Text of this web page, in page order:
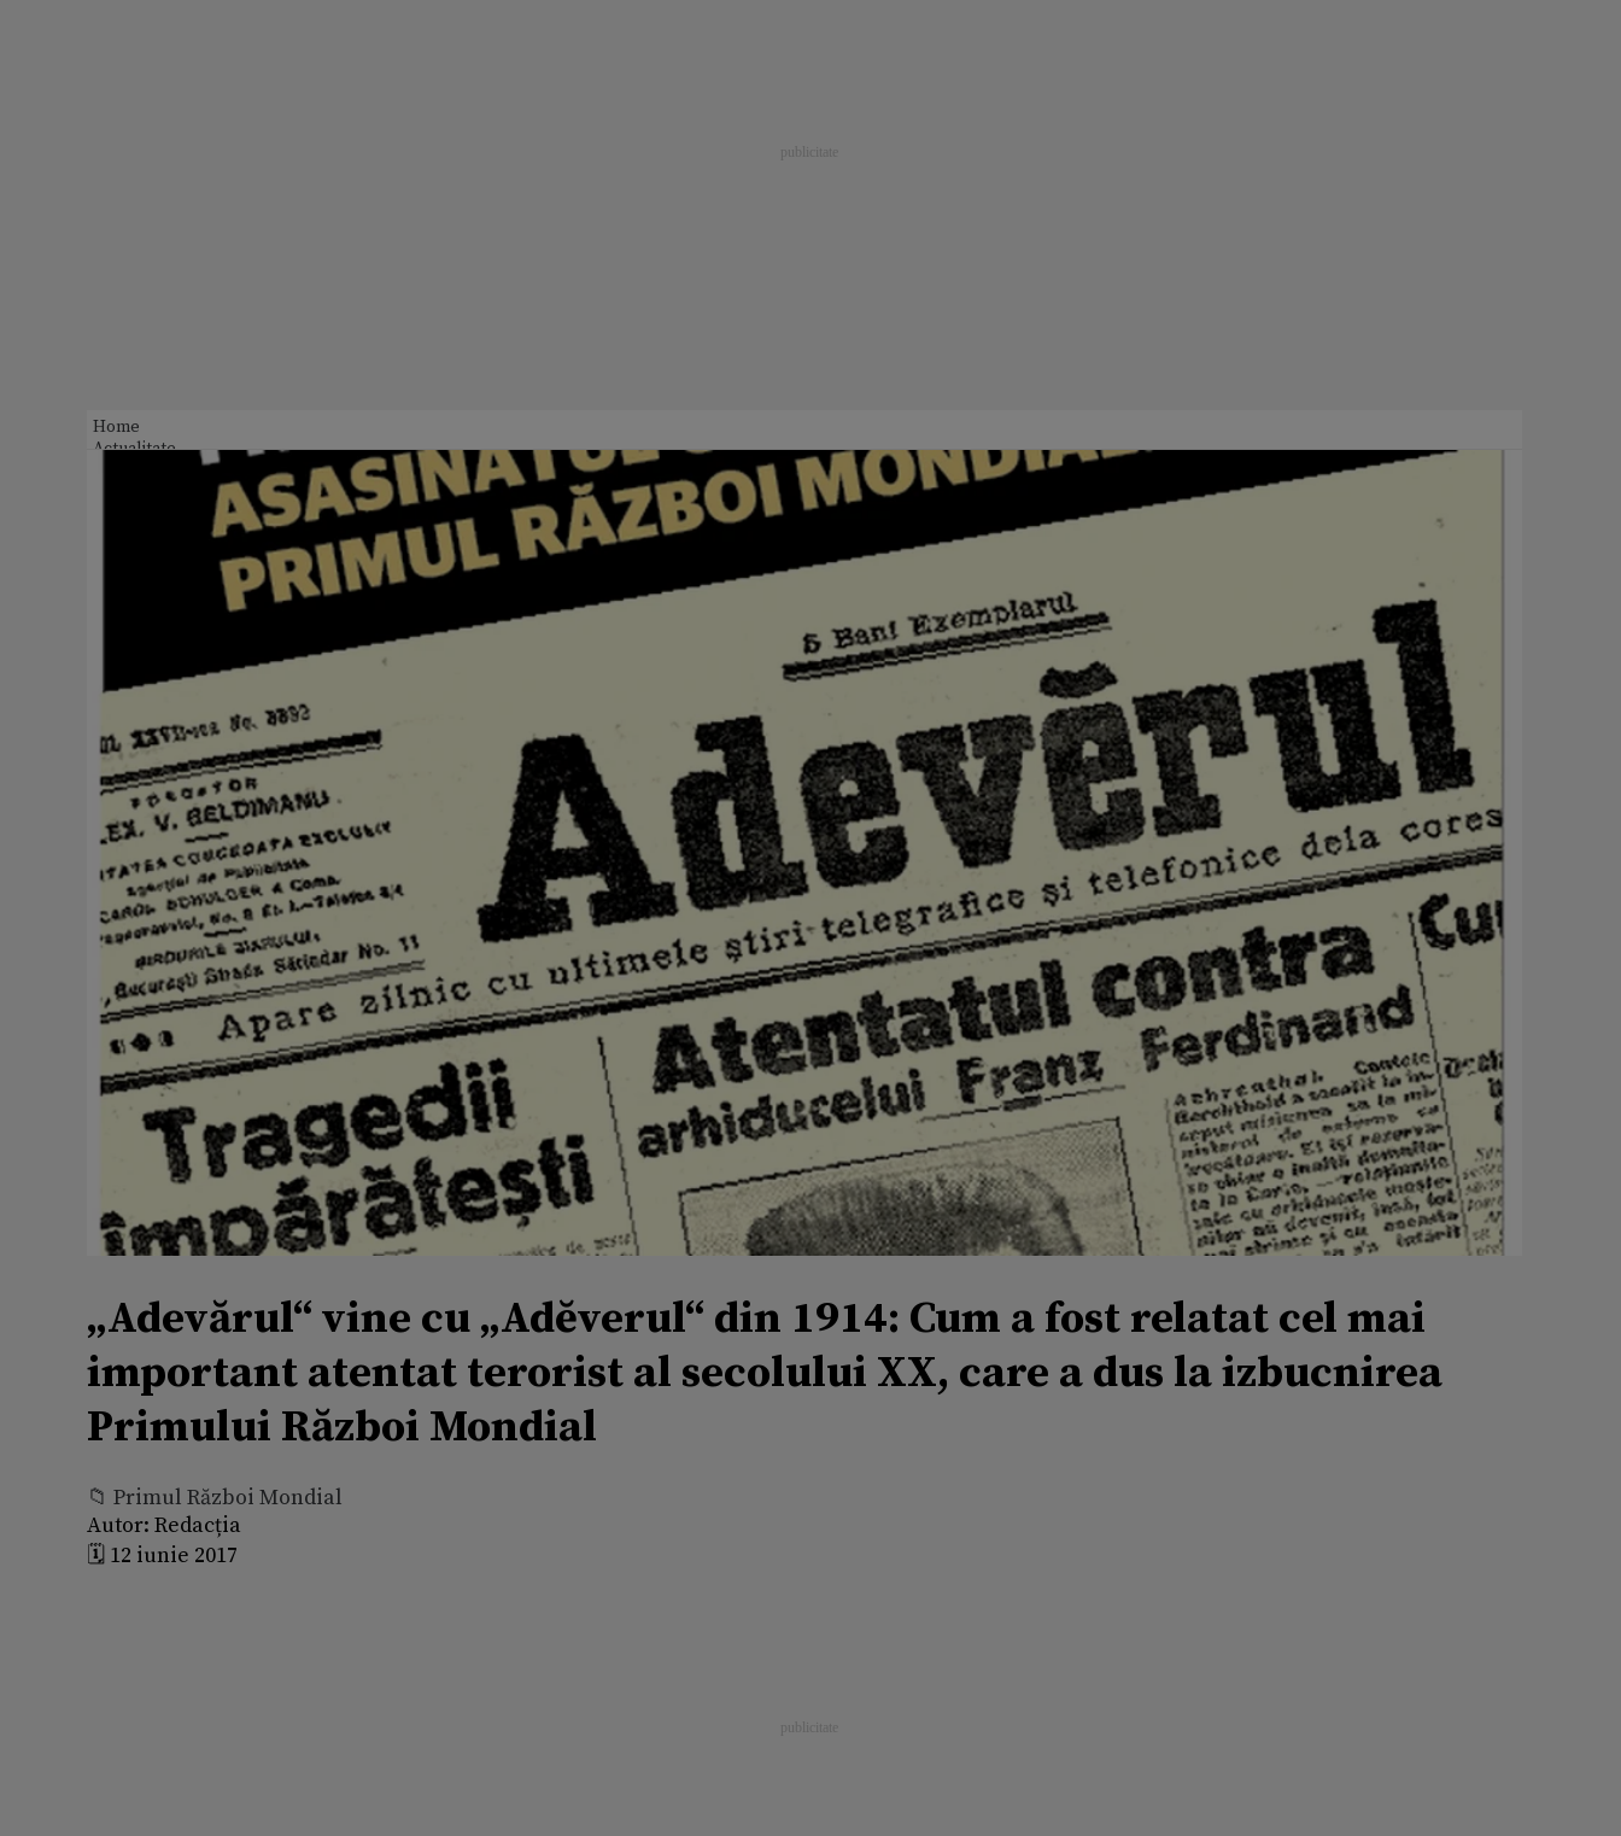
Home
Actualitate
„Adevărul“ vine cu „Adĕverul“ din 1914: Cum a fost relatat cel mai
important atentat terorist al secolului XX, care a dus la izbucnirea
Primului Război Mondial
📁 Primul Război Mondial
Autor: Redacția
🗓️ 12 iunie 2017